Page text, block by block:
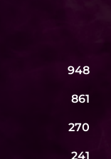
948
861
270
241